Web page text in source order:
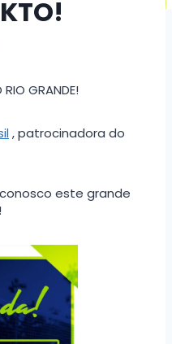
RIO GRANDE!
, patrocinadora do
este grande